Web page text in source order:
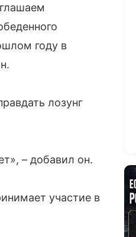
году в
лозунг
– добавил он.
участие в